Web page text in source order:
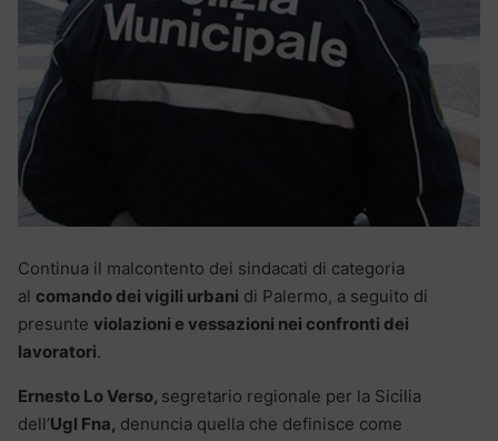
Continua il malcontento dei sindacati di categoria
al comando dei vigili urbani di Palermo, a seguito di
presunte violazioni e vessazioni nei confronti dei
lavoratori.
Ernesto Lo Verso, segretario regionale per la Sicilia
dell’Ugl Fna, denuncia quella che definisce come